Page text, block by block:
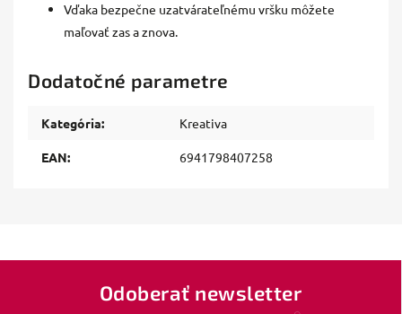
Vďaka bezpečne uzatvárateľnému vršku môžete
maľovať zas a znova.
Dodatočné parametre
Kategória: Kreativa
EAN: 6941798407258
Odoberať newsletter